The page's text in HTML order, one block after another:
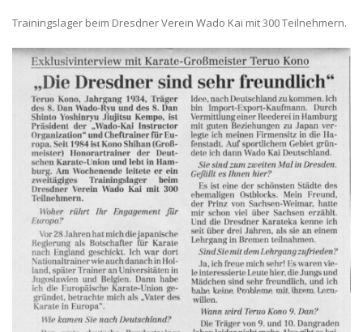
Trainingslager beim Dresdner Verein Wado Kai mit 300 Teilnehmern.